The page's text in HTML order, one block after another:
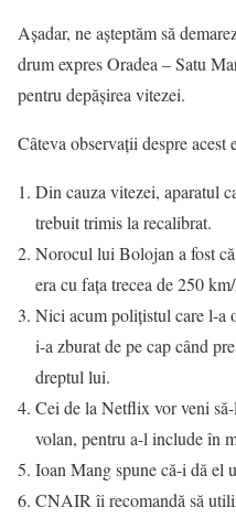
Așadar, ne așteptăm să
drum expres Oradea – Satu
pentru depășirea vitezei.
Câteva observații despre acest
Din cauza vitezei, aparatul
trebuit trimis la recalibrat.
Norocul lui Bolojan a fost
era cu fața trecea de 250
Nici acum polițistul care l-a
i-a zburat de pe cap când
dreptul lui.
Cei de la Netflix vor veni
volan, pentru a-l include în
Ioan Mang spune că-i dă el
CNAIR îi recomandă să